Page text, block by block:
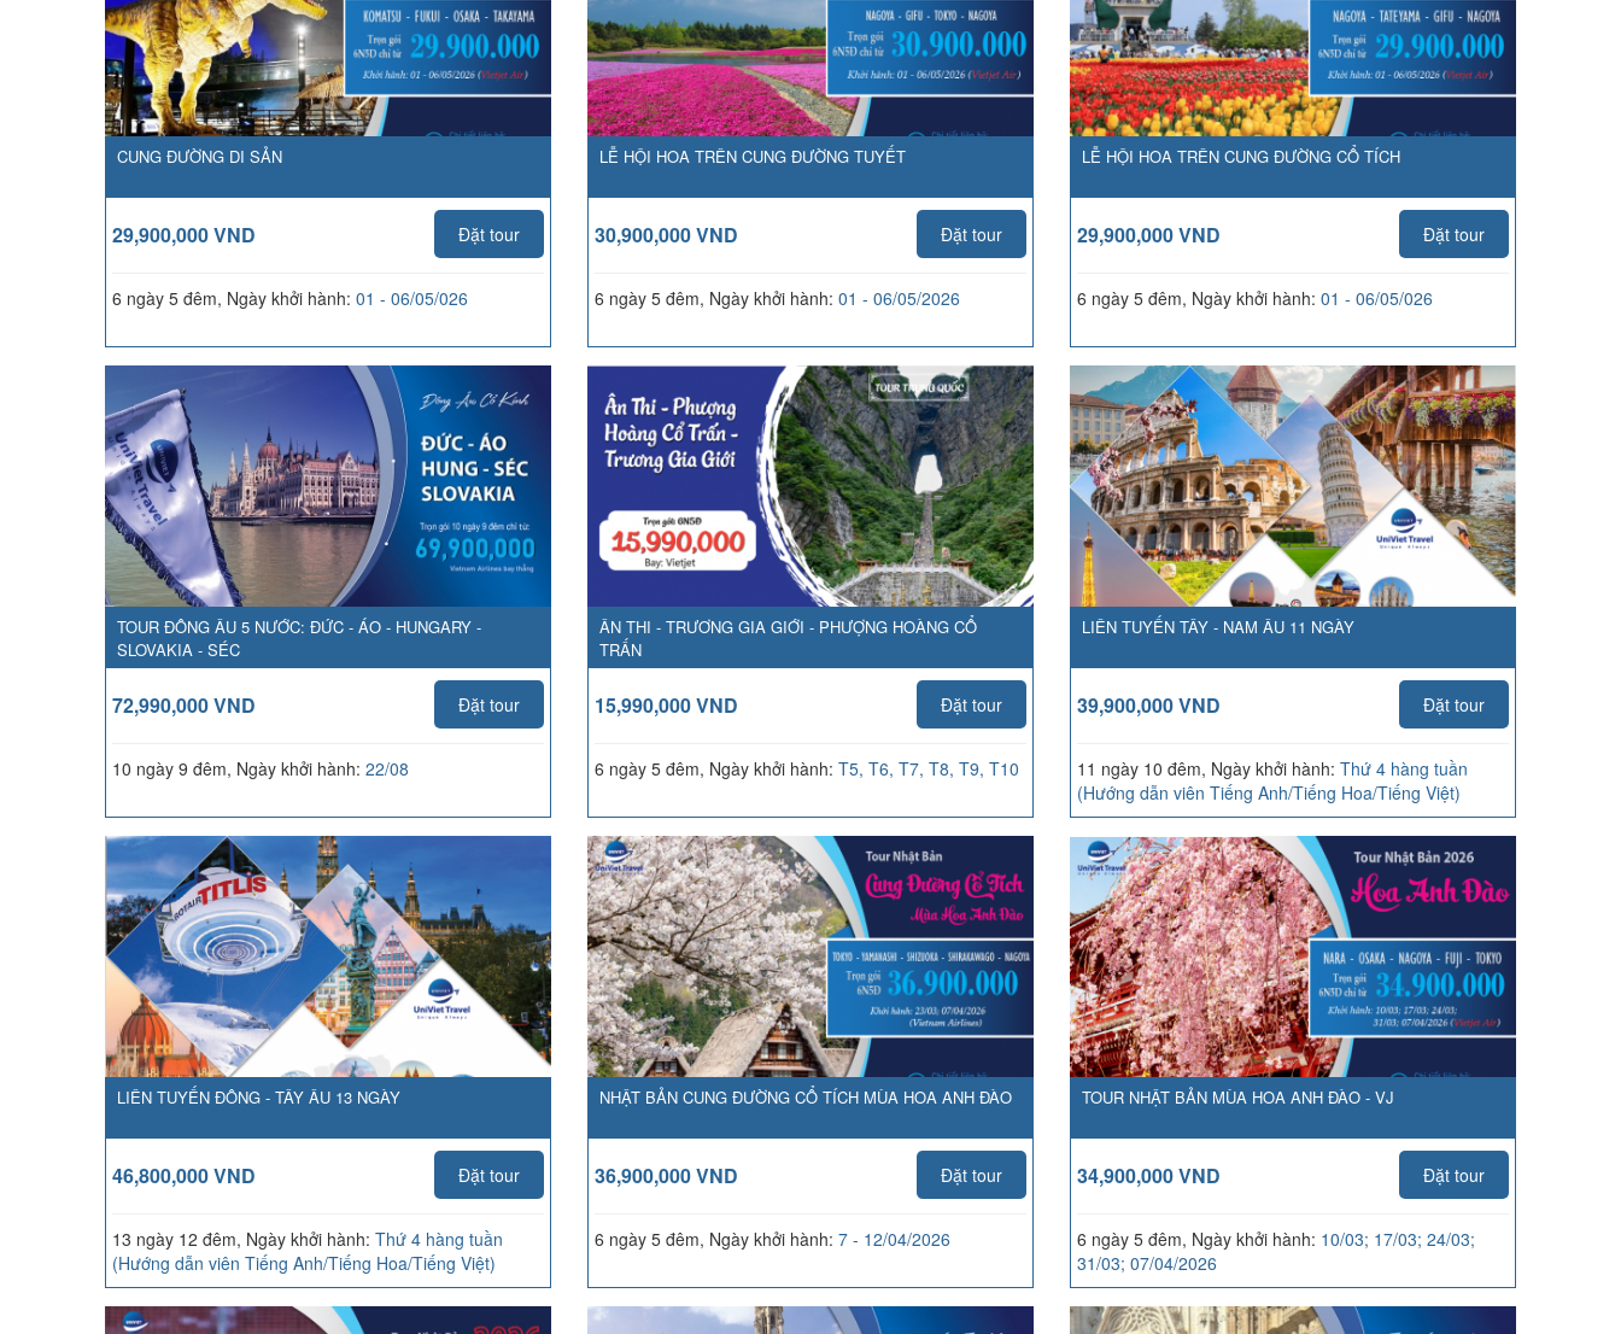
CUNG ĐƯỜNG DI SẢN
29,900,000 VND Đặt tour
6 ngày 5 đêm, Ngày khởi hành: 01 - 06/05/026
LỄ HỘI HOA TRÊN CUNG ĐƯỜNG TUYẾT
30,900,000 VND Đặt tour
6 ngày 5 đêm, Ngày khởi hành: 01 - 06/05/2026
LỄ HỘI HOA TRÊN CUNG ĐƯỜNG CỔ TÍCH
29,900,000 VND Đặt tour
6 ngày 5 đêm, Ngày khởi hành: 01 - 06/05/026
TOUR ĐÔNG ÂU 5 NƯỚC: ĐỨC - ÁO - HUNGARY -
SLOVAKIA - SÉC
72,990,000 VND Đặt tour
10 ngày 9 đêm, Ngày khởi hành: 22/08
ÂN THI - TRƯƠNG GIA GIỚI - PHƯỢNG HOÀNG CỔ
TRẤN
15,990,000 VND Đặt tour
6 ngày 5 đêm, Ngày khởi hành: T5, T6, T7, T8, T9, T10
LIÊN TUYẾN TÂY - NAM ÂU 11 NGÀY
39,900,000 VND Đặt tour
11 ngày 10 đêm, Ngày khởi hành: Thứ 4 hàng tuần
(Hướng dẫn viên Tiếng Anh/Tiếng Hoa/Tiếng Việt)
LIÊN TUYẾN ĐÔNG - TÂY ÂU 13 NGÀY
46,800,000 VND Đặt tour
13 ngày 12 đêm, Ngày khởi hành: Thứ 4 hàng tuần
(Hướng dẫn viên Tiếng Anh/Tiếng Hoa/Tiếng Việt)
NHẬT BẢN CUNG ĐƯỜNG CỔ TÍCH MÙA HOA ANH ĐÀO
36,900,000 VND Đặt tour
6 ngày 5 đêm, Ngày khởi hành: 7 - 12/04/2026
TOUR NHẬT BẢN MÙA HOA ANH ĐÀO - VJ
34,900,000 VND Đặt tour
6 ngày 5 đêm, Ngày khởi hành: 10/03; 17/03; 24/03;
31/03; 07/04/2026